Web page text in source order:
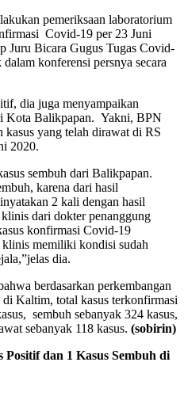
pemeriksaan laboratorium
Covid-19 per 23 Juni
Juru Bicara Gugus Tugas Covid-
konferensi persnya secara
dia juga menyampaikan
Kota Balikpapan. Yakni, BPN
yang telah dirawat di RS
2020.
sembuh dari Balikpapan.
karena dari hasil
2 kali dengan hasil
dari dokter penanggung
konfirmasi Covid-19
klinis memiliki kondisi sudah
dia.
berdasarkan perkembangan
Kaltim, total kasus terkonfirmasi
sembuh sebanyak 324 kasus,
sebanyak 118 kasus. (sobirin)
Positif dan 1 Kasus Sembuh di